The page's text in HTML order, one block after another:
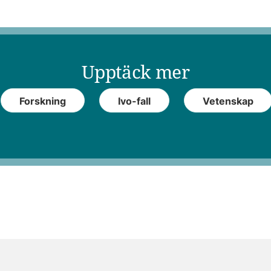
Upptäck mer
Forskning Ivo-fall Vetenskap